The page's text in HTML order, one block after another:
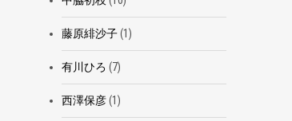
藤原緋沙子(1)
有川ひろ (7)
西澤保彦(1)